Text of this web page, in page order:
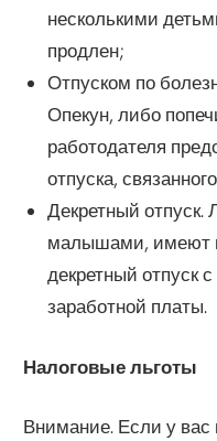
несколькими
продлен;
Отпуском по
Опекун, либо
работодателя
отпуска,
Декретный отпуск.
малышами, имеют
декретный отпуск
заработной платы.
Налоговые льготы
Внимание. Если у вас